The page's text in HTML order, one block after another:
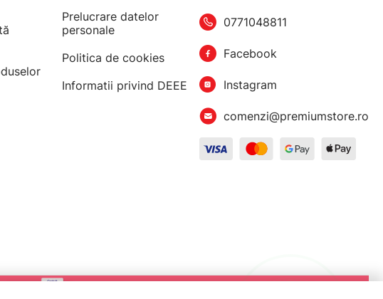
Prelucrare datelor
personale
Politica de cookies
Informatii privind DEEE
0771048811
Facebook
Instagram
comenzi@premiumstore.ro